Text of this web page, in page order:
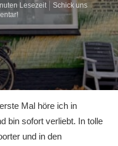
Lesezeit
Schick uns
Mal höre ich in
bin sofort verliebt. In tolle
und in den